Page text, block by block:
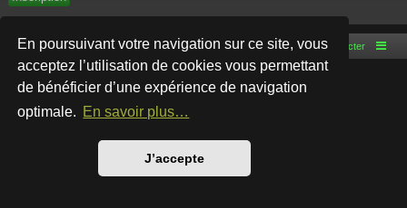
En poursuivant votre navigation sur ce site, vous
acceptez l’utilisation de cookies vous permettant
de bénéficier d’une expérience de navigation
optimale. En savoir plus…
J’accepte
Accueil du forum Nous contacter
Développé parphpBB® Forum Software © phpBB Limited
Style par
Traduction française officielle